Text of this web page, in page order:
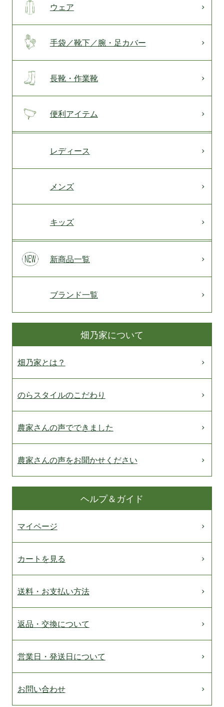
ウェア
手袋／靴下／腕・足カバー
長靴・作業靴
便利アイテム
レディース
メンズ
キッズ
新商品一覧
ブランド一覧
畑乃家について
畑乃家とは？
のらスタイルのこだわり
農家さんの声でできました
農家さんの声をお聞かせください
ヘルプ＆ガイド
マイページ
カートを見る
送料・お支払い方法
返品・交換について
営業日・発送日について
お問い合わせ